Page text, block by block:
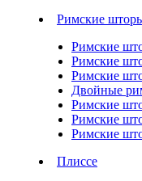
Римские
Римские
Римские
Римские
Двойные
Римские
Римские
Римские
Плиссе